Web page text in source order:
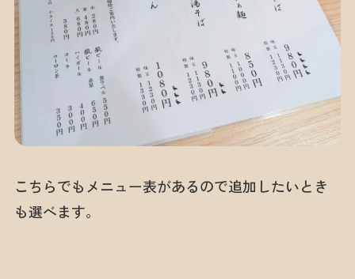
こちらでもメニュー表があるので追加したいとき
も選べます。